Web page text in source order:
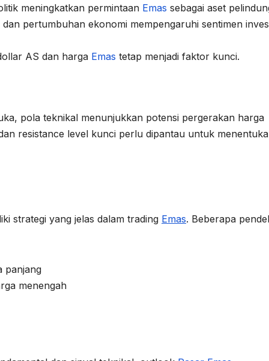
meningkatkan permintaan Emas sebagai aset
pertumbuhan ekonomi mempengaruhi sentimen
AS dan harga Emas tetap menjadi faktor kunci.
pola teknikal menunjukkan potensi pergerakan harga
resistance level kunci perlu dipantau untuk
strategi yang jelas dalam trading Emas. Beberapa
panjang
menengah